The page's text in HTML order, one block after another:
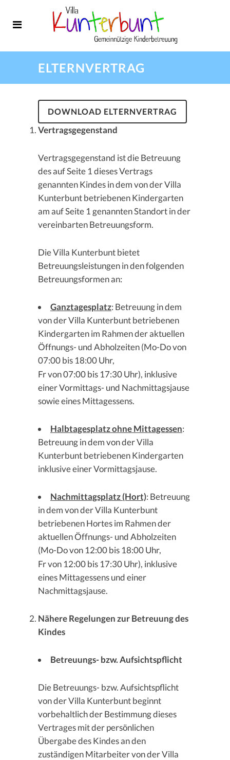
ELTERNVERTRAG
DOWNLOAD ELTERNVERTRAG
Vertragsgegenstand
Vertragsgegenstand ist die Betreuung
des auf Seite 1 dieses Vertrags
genannten Kindes in dem von der Villa
Kunterbunt betriebenen Kindergarten
am auf Seite 1 genannten Standort in der
vereinbarten Betreuungsform.
Die Villa Kunterbunt bietet
Betreuungsleistungen in den folgenden
Betreuungsformen an:
Ganztagesplatz: Betreuung in dem
von der Villa Kunterbunt betriebenen
Kindergarten im Rahmen der aktuellen
Öffnungs- und Abholzeiten (Mo-Do von
07:00 bis 18:00 Uhr,
Fr von 07:00 bis 17:30 Uhr), inklusive
einer Vormittags- und Nachmittagsjause
sowie eines Mittagessens.
Halbtagesplatz ohne Mittagessen:
Betreuung in dem von der Villa
Kunterbunt betriebenen Kindergarten
inklusive einer Vormittagsjause.
Nachmittagsplatz (Hort): Betreuung
in dem von der Villa Kunterbunt
betriebenen Hortes im Rahmen der
aktuellen Öffnungs- und Abholzeiten
(Mo-Do von 12:00 bis 18:00 Uhr,
Fr von 12:00 bis 17:30 Uhr), inklusive
eines Mittagessens und einer
Nachmittagsjause.
Nähere Regelungen zur Betreuung des
Kindes
Betreuungs- bzw. Aufsichtspflicht
Die Betreuungs- bzw. Aufsichtspflicht
von der Villa Kunterbunt beginnt
vorbehaltlich der Bestimmung dieses
Vertrages mit der persönlichen
Übergabe des Kindes an den
zuständigen Mitarbeiter von der Villa